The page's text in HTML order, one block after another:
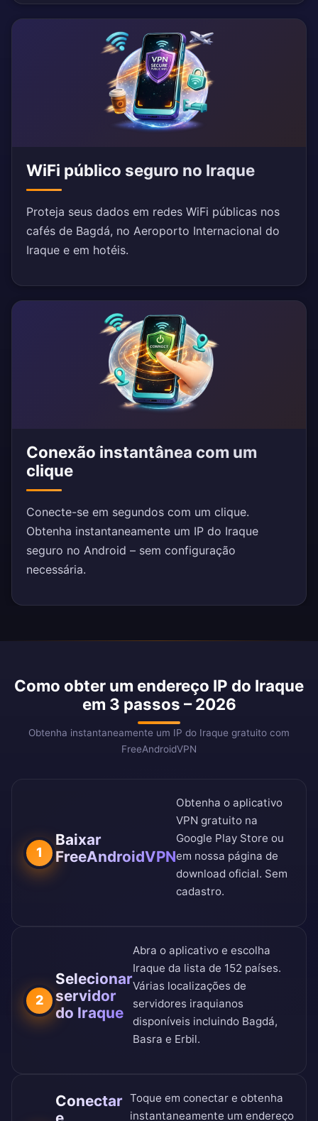
WiFi público seguro no Iraque
Proteja seus dados em redes WiFi públicas nos
cafés de Bagdá, no Aeroporto Internacional do
Iraque e em hotéis.
Conexão instantânea com um
clique
Conecte-se em segundos com um clique.
Obtenha instantaneamente um IP do Iraque
seguro no Android – sem configuração
necessária.
Como obter um endereço IP do Iraque
em 3 passos – 2026
Obtenha instantaneamente um IP do Iraque gratuito com
FreeAndroidVPN
1
Baixar
FreeAndroidVPN
Obtenha o aplicativo
VPN gratuito na
Google Play Store ou
em nossa página de
download oficial. Sem
cadastro.
2
Selecionar
servidor
do Iraque
Abra o aplicativo e escolha
Iraque da lista de 152 países.
Várias localizações de
servidores iraquianos
disponíveis incluindo Bagdá,
Basra e Erbil.
Conectar Toque em conectar e obtenha
instantaneamente um endereço